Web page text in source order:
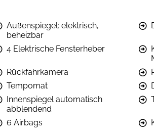
Außenspiegel: elektrisch,
beheizbar
4 Elektrische Fensterheber
Rückfahrkamera
Tempomat
Innenspiegel automatisch
abblendend
6 Airbags